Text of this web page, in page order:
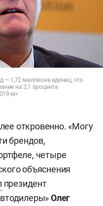
— 1,72 миллиона единиц, что
на 2,1 процента
м»
откровенно. «Могу
брендов,
четыре
объяснения
президент
Олег